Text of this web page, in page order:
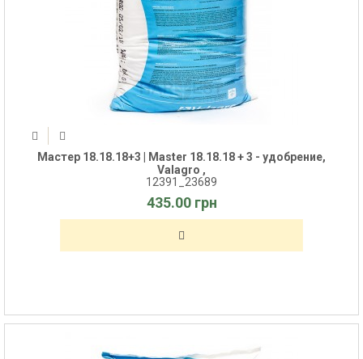
Мастер 18.18.18+3 | Master 18.18.18 + 3 - удобрение,
Valagro ,
12391_23689
435.00 грн